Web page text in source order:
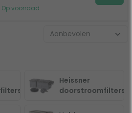
Op voorraad
Heissner
doorstroomfilters